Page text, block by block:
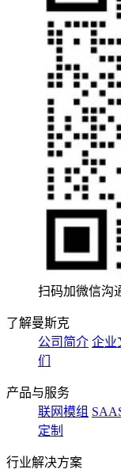
扫码加微信沟
了解曼斯克
公司简介 企业
们
产品与服务
联网模组
定制
行业解决方案